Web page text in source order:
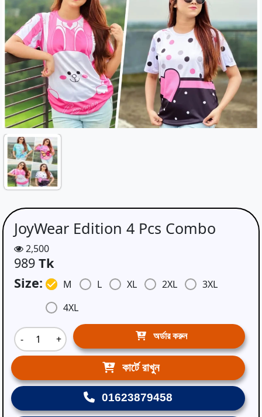
JoyWear Edition 4 Pcs Combo
2,500
989 Tk
Size:
M L XL 2XL
3XL
4XL
- + অর্ডার করুন
কার্টে রাখুন
01623879458